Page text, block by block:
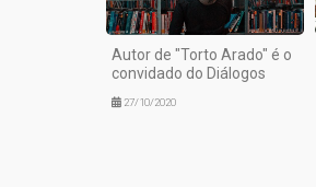
Autor de "Torto Arado" é o
convidado do Diálogos
27/10/2020